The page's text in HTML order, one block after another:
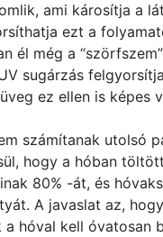
ami károsítja a
ezt a
él még a
sugárzás
ez ellen is képes
számítanak utolsó
hogy a hóban
80% -át, és
A javaslat az,
hóval kell óvatosan